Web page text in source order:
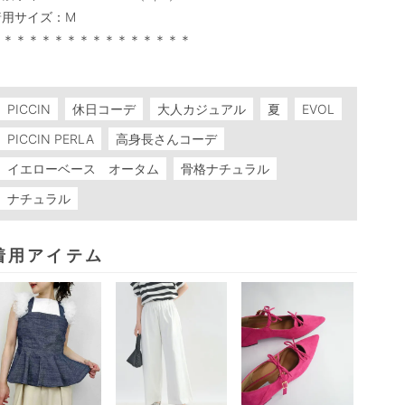
サイズ：M
＊＊＊＊＊＊＊＊＊＊＊＊＊＊
PICCIN 休日コーデ 大人カジュアル 夏
EVOL
PICCIN PERLA
高身長さんコーデ
イエローベース オータム
骨格ナチュラル
ナチュラル
用アイテム